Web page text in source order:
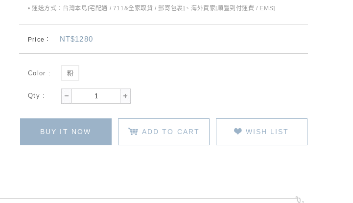
• 運送方式：台灣本島[宅配通 / 711&全家取貨 / 郵寄包裹]、海外買家[順豐到付運費 / EMS]
Price： NT$1280
Color : 粉
Qty :
BUY IT NOW ADD TO CART WISH LIST